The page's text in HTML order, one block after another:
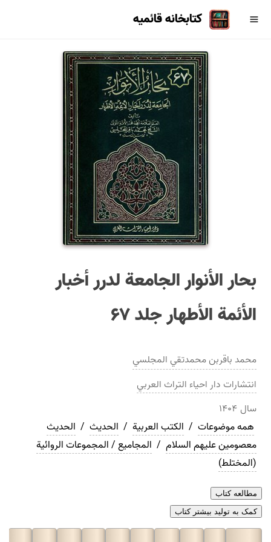
کتابخانه قائمیه
بحار الأنوار الجامعة لدرر أخبار
الأئمة الأطهار جلد ۶۷
محمد باقربن محمدتقي المجلسي
انتشارات دار احياء التراث العربي
سال ۱۴۰۴
همه موضوعات / الکتب العربیة / الحدیث / الحديث
معصومین علیهم السلام / المجامیع / المجموعات الروائية
(المختلط)
مطالعه کتاب
کمک به تولید بیشتر کتاب